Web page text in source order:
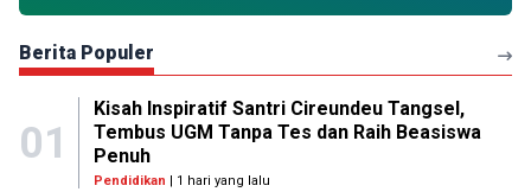
Berita Populer
01
Kisah Inspiratif Santri Cireundeu Tangsel,
Tembus UGM Tanpa Tes dan Raih Beasiswa
Penuh
Pendidikan | 1 hari yang lalu